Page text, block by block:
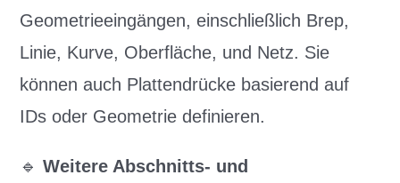
Geometrieeingängen, einschließlich Brep,
Linie, Kurve, Oberfläche, und Netz. Sie
können auch Plattendrücke basierend auf
IDs oder Geometrie definieren.
🔹Weitere Abschnitts- und